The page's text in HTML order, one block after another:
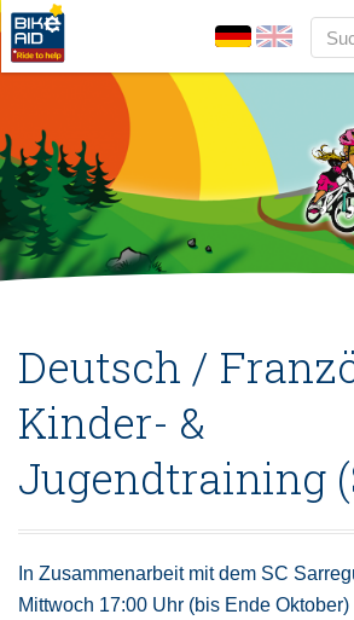
Deutsch /
Kinder- &
Jugendtraining
In Zusammenarbeit mit dem SC
Mittwoch 17:00 Uhr (bis Ende Oktober)